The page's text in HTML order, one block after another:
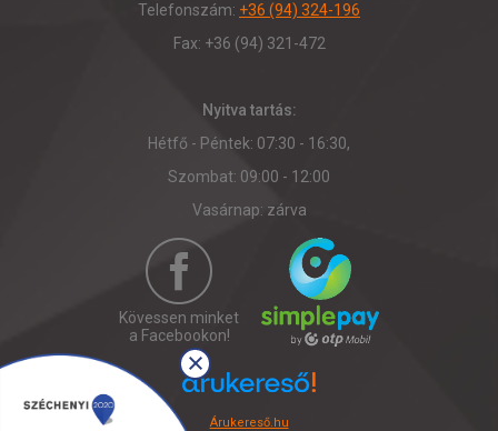
Telefonszám: +36 (94) 324-196
Fax: +36 (94) 321-472
Nyitva tartás:
Hétfő - Péntek: 07:30 - 16:30,
Szombat: 09:00 - 12:00
Vasárnap: zárva
Kövessen minket
a Facebookon!
Árukereső.hu